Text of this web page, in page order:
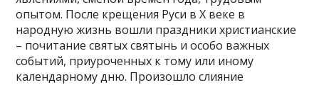
опытом. После крещения Руси в X веке в
народную жизнь вошли праздники христианские
– почитание святых святынь и особо важных
событий, приуроченных к тому или иному
календарному дню. Произошло слияние